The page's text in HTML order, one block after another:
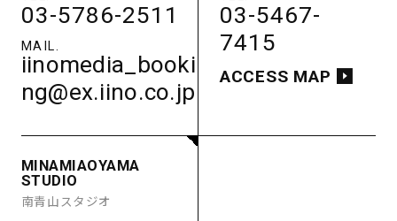
PARKING
ACCESS
03-5786-2511
iinomedia_booki
ng@ex.iino.co.jp
03-5467-
7415
ACCESS MAP
MINAMIAOYAMA
STUDIO
南青山スタジオ